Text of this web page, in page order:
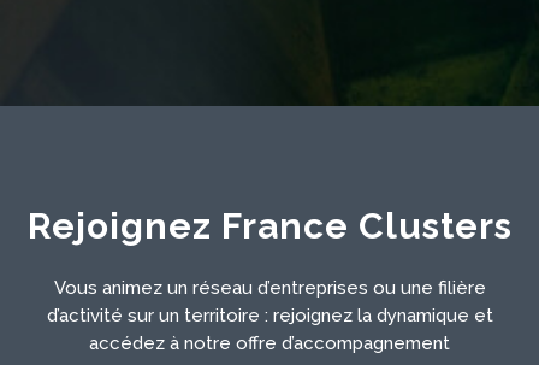
Rejoignez France Clusters
Vous animez un réseau d’entreprises ou une filière
d’activité sur un territoire : rejoignez la dynamique et
accédez à notre offre d’accompagnement